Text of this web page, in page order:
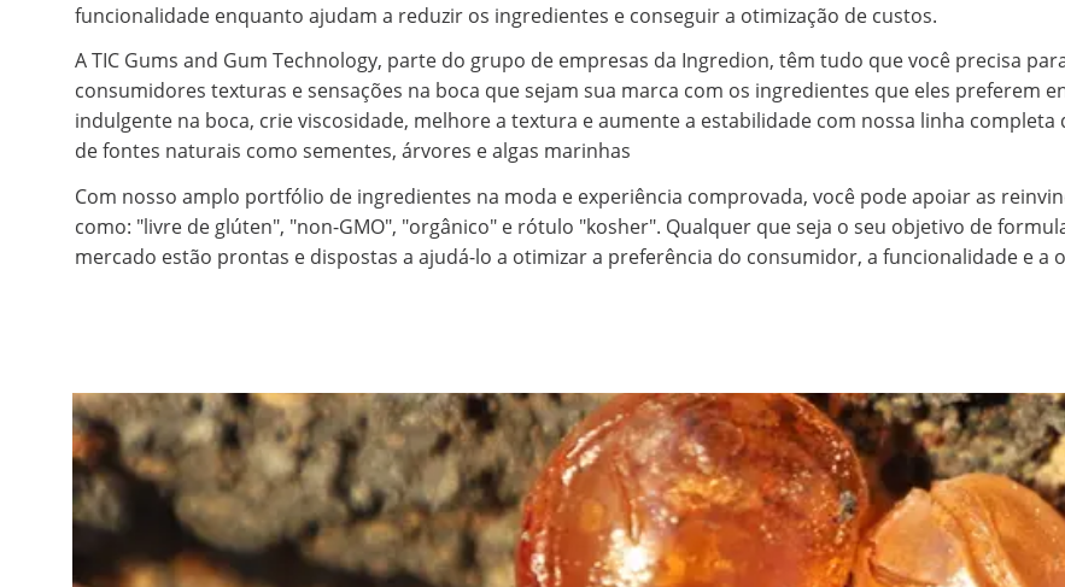
funcionalidade enquanto ajudam a reduzir os ingredientes e conseguir a otimização de custos.
A TIC Gums and Gum Technology, parte do grupo de empresas da Ingredion, têm tudo que você precisa
consumidores texturas e sensações na boca que sejam sua marca com os ingredientes que eles preferem
indulgente na boca, crie viscosidade, melhore a textura e aumente a estabilidade com nossa linha
de fontes naturais como sementes, árvores e algas marinhas
Com nosso amplo portfólio de ingredientes na moda e experiência comprovada, você pode apoiar as
como: "livre de glúten", "non-GMO", "orgânico" e rótulo "kosher". Qualquer que seja o seu objetivo de
mercado estão prontas e dispostas a ajudá-lo a otimizar a preferência do consumidor, a funcionalidade e a